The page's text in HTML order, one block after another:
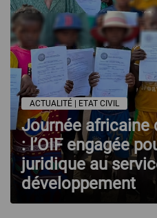
ACTUALITÉ | ETAT CIVIL
Journée africaine
: l’OIF engagée
juridique au
développement